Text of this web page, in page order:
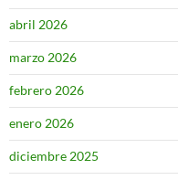
abril 2026
marzo 2026
febrero 2026
enero 2026
diciembre 2025